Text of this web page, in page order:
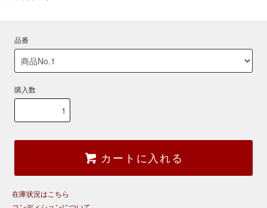
品番
購入数
カートに入れる
在庫状況はこちら